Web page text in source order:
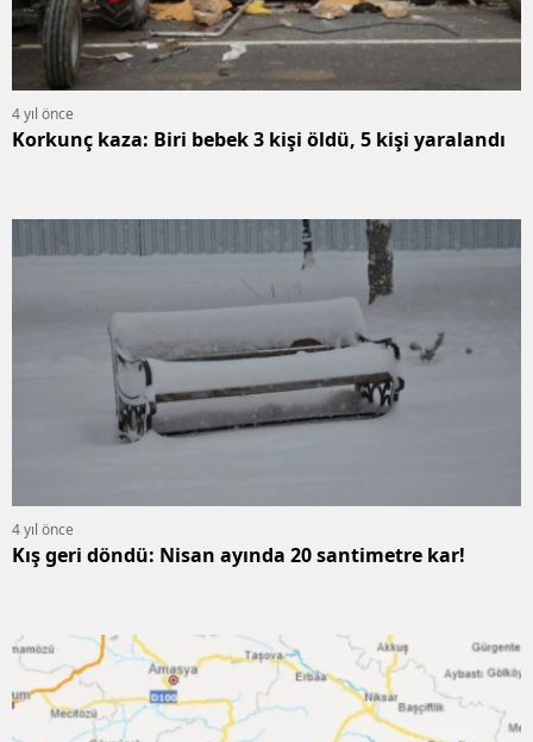
4 yıl önce
Korkunç kaza: Biri bebek 3 kişi öldü, 5 kişi yaralandı
4 yıl önce
Kış geri döndü: Nisan ayında 20 santimetre kar!